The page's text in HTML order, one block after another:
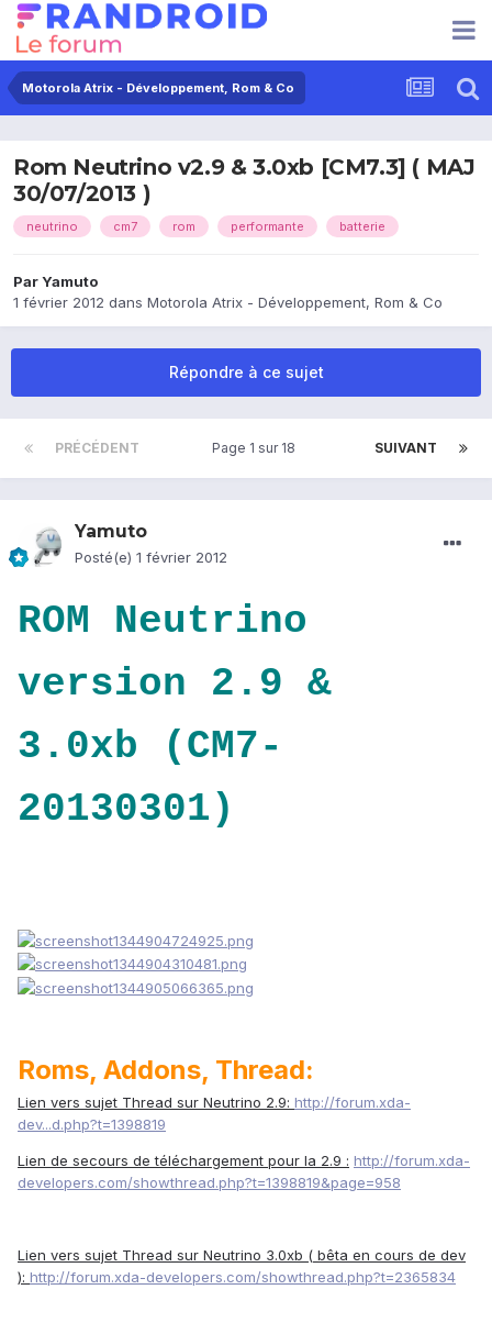
Motorola Atrix - Développement, Rom & Co
Rom Neutrino v2.9 & 3.0xb [CM7.3] ( MAJ
30/07/2013 )
neutrino cm7 rom performante batterie
ParYamuto
1 février 2012 dans Motorola Atrix - Développement, Rom & Co
Répondre à ce sujet
PRÉCÉDENT SUIVANT
Page 1 sur 18
Yamuto
Posté(e) 1 février 2012
ROM Neutrino
version 2.9 &
3.0xb (CM7-
20130301)
Roms, Addons, Thread:
Lien vers sujet Thread sur Neutrino 2.9: http://forum.xda-
dev...d.php?t=1398819
Lien de secours de téléchargement pour la 2.9 : http://forum.xda-
developers.com/showthread.php?t=1398819&page=958
Lien vers sujet Thread sur Neutrino 3.0xb ( bêta en cours de dev
): http://forum.xda-developers.com/showthread.php?t=2365834